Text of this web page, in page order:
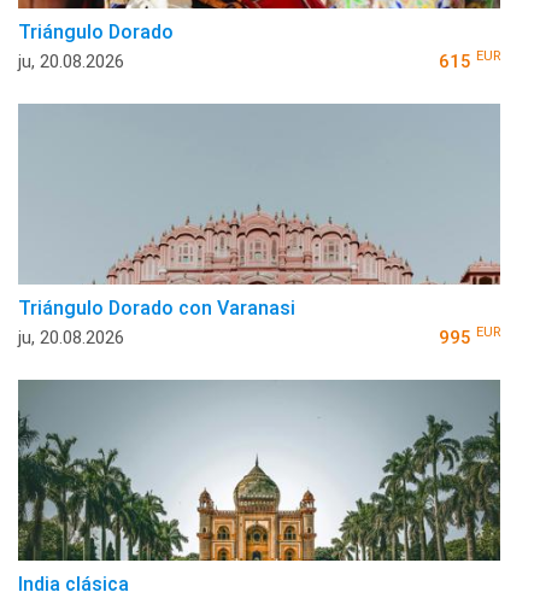
Triángulo Dorado
ju, 20.08.2026 615 EUR
Triángulo Dorado con Varanasi
ju, 20.08.2026 995 EUR
India clásica